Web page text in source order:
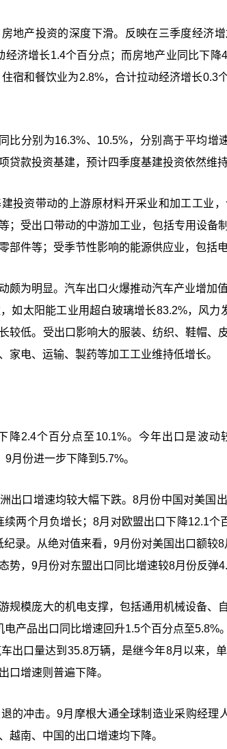
地产投资的深度下滑。反映在三季度经济
经济增长1.4个百分点；而房地产业同比下
宿和餐饮业为2.8%，合计拉动经济增长0.3
比分别为16.3%、10.5%，分别高于平均增
贷款投资基建，预计四季度基建投资依然维
投资带动的上游原材料开采业和加工工业
；受出口带动的中游加工业，包括专用设备
部件等；受季节性影响的能源供应业，包括
颇为明显。汽车出口火爆推动汽车产业增加
如太阳能工业用超白玻璃增长83.2%，风力
较低。受出口影响大的服装、纺织、鞋帽、
家电、运输、製药等加工工业维持低增长。
降2.4个百分点至10.1%。今年出口是波
月份进一步下降到5.7%。
出口增速均较大幅下跌。8月份中国对美国
续两个月负增长；8月对欧盟出口下降12.1个
录。从绝对值来看，9月份对美国出口额较
势，9月份对东盟出口同比增速较8月份反弹
规模庞大的机电支撑，包括通用机械设备、
产品出口同比增速回升1.5个百分点至5.8%
出口量达到35.8万辆，是继今年8月以来，
口增速则普遍下降。
的冲击。9月摩根大通全球制造业采购经理
越南、中国的出口增速均下降。